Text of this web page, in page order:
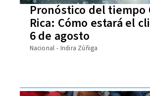
Pronóstico del tiempo
Rica: Cómo estará el
6 de agosto
Nacional Indira Zúñiga